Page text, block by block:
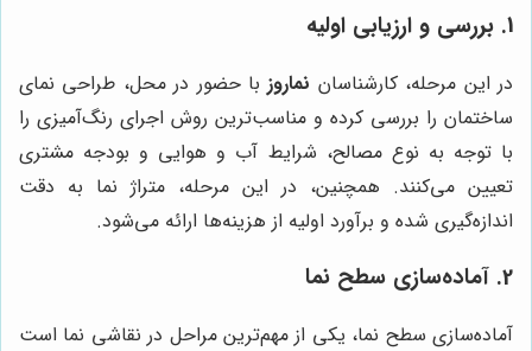
1. بررسی و ارزیابی اولیه
در این مرحله، کارشناسان نماروزبا حضور در محل، طراحی نمای
ساختمان را بررسی کرده و مناسب‌ترین روش اجرای رنگ‌آمیزی را
با توجه به نوع مصالح، شرایط آب و هوایی و بودجه مشتری
تعیین می‌کنند. همچنین، در این مرحله، متراژ نما به دقت
اندازه‌گیری شده و برآورد اولیه از هزینه‌ها ارائه می‌شود.
2. آماده‌سازی سطح نما
آماده‌سازی سطح نما، یکی از مهم‌ترین مراحل در نقاشی نما است